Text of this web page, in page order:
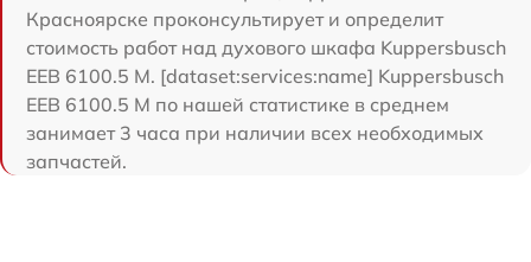
Красноярске проконсультирует и определит
стоимость работ над духового шкафа Kuppersbusch
EEB 6100.5 M. [dataset:services:name] Kuppersbusch
EEB 6100.5 M по нашей статистике в среднем
занимает 3 часа при наличии всех необходимых
запчастей.